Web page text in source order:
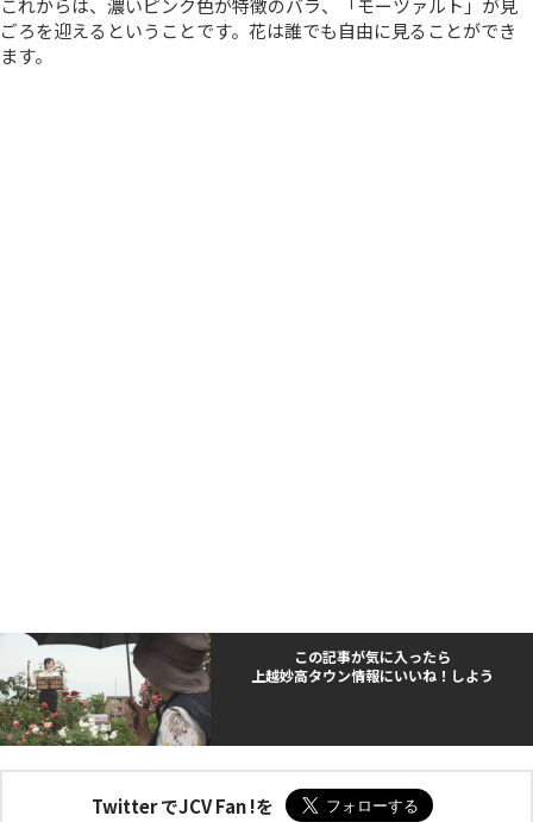
これからは、濃いピンク色が特徴のバラ、「モーツァルト」が見
ごろを迎えるということです。花は誰でも自由に見ることができ
ます。
この記事が気に入ったら
上越妙高タウン情報にいいね！しよう
Twitter でJCV Fan !を